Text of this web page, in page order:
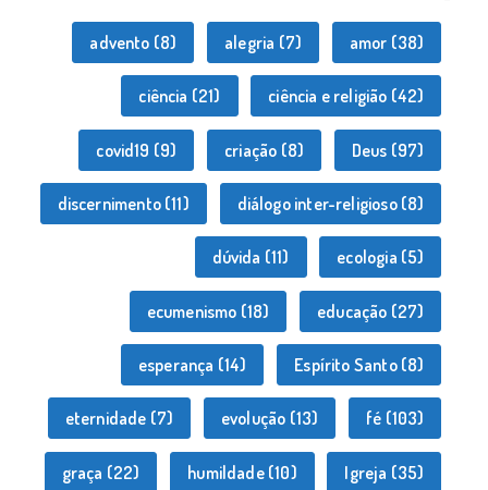
advento (8) alegria (7) amor (38)
ciência (21) ciência e religião (42)
covid19 (9) criação (8) Deus (97)
discernimento(11) diálogo inter-religioso(8)
dúvida (11) ecologia (5)
ecumenismo (18) educação (27)
esperança (14) Espírito Santo(8)
eternidade (7) evolução (13) fé (103)
graça (22) humildade(10) Igreja (35)